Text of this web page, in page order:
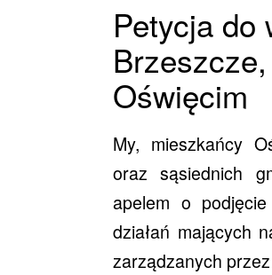
Petycja do
Oświęcim
My, mieszkańcy
oraz sąsiednich
apelem o
działań mających
zarządzanych